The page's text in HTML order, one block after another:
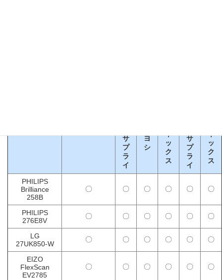
サ
プ
ラ
イ
ヨ
シ
ネ
ッ
ク
ス
サ
プ
ラ
イ
ネ
ッ
ク
ス
PHILIPS
Brilliance
258B
〇 〇 〇 〇 〇 〇
PHILIPS
276E8V
〇 〇 〇 〇 〇 〇
LG
27UK850-W
〇 〇 〇 〇 〇 〇
EIZO
FlexScan
EV2785
〇 〇 〇 〇 〇 〇